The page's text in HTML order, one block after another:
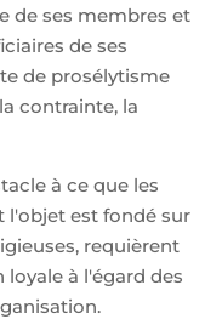
de ses membres et
de ses
de prosélytisme
contrainte, la
à ce que les
l'objet est fondé sur
requièrent
à l'égard des